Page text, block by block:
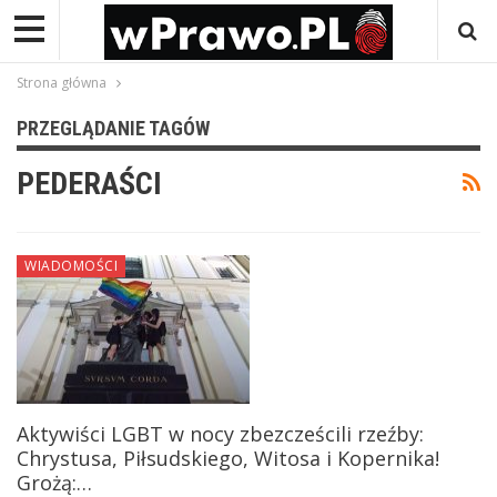
Strona główna
PRZEGLĄDANIE TAGÓW
PEDERAŚCI
WIADOMOŚCI
Aktywiści LGBT w nocy zbezcześcili rzeźby:
Chrystusa, Piłsudskiego, Witosa i Kopernika!
Grożą:…